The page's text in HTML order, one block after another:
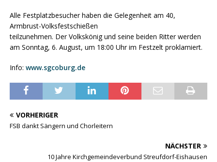
Alle Festplatzbesucher haben die Gelegenheit am 40,
Armbrust-Volksfestschießen
teilzunehmen. Der Volkskönig und seine beiden Ritter werden
am Sonntag, 6. August, um 18:00 Uhr im Festzelt proklamiert.
Info: www.sgcoburg.de
VORHERIGER
FSB dankt Sängern und Chorleitern
NÄCHSTER
10 Jahre Kirchgemeindeverbund Streufdorf-Eishausen